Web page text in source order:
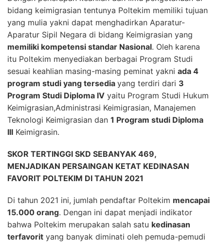
bidang keimigrasian tentunya Poltekim memiliki tujuan
yang mulia yakni dapat menghadirkan Aparatur-
Aparatur Sipil Negara di bidang Keimigrasian yang
memiliki kompetensi standar Nasional. Oleh karena
itu Poltekim menyediakan berbagai Program Studi
sesuai keahlian masing-masing peminat yakni ada 4
program studi yang tersedia yang terdiri dari 3
Program Studi Diploma IV yaitu Program Studi Hukum
Keimigrasian,Administrasi Keimigrasian, Manajemen
Teknologi Keimigrasian dan 1 Program studi Diploma
III Keimigrasin.
SKOR TERTINGGI SKD SEBANYAK 469,
MENJADIKAN PERSAINGAN KETAT KEDINASAN
FAVORIT POLTEKIM DI TAHUN 2021
Di tahun 2021 ini, jumlah pendaftar Poltekim mencapai
15.000 orang. Dengan ini dapat menjadi indikator
bahwa Poltekim merupakan salah satu kedinasan
terfavorit yang banyak diminati oleh pemuda-pemudi